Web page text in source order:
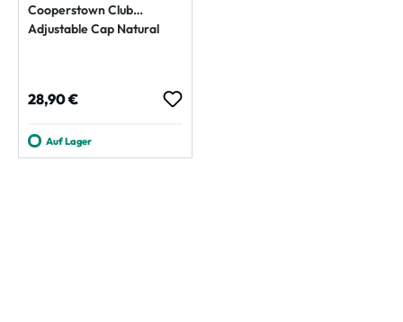
Cooperstown Club
Adjustable Cap Natural
Regulärer Preis:
28,90 €
Auf Lager